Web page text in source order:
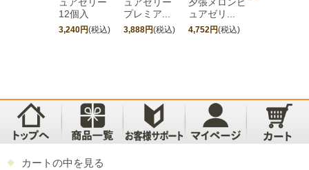
12個入
3,240円(税込)
プレミア...
3,888円(税込)
ュアゼリ...
4,752円(税込)
カートの中を見る